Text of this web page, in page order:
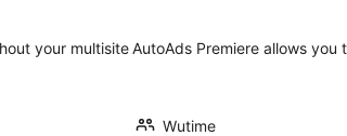
your multisiteAutoAds Premiere allows
Wutime